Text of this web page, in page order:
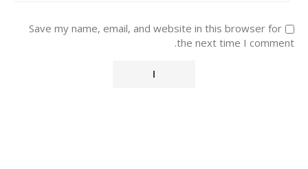
Save my name, email, and website in this browser for
the next time I comment.